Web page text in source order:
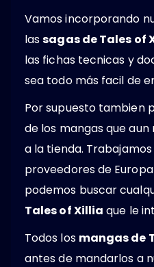
Vamos incorporando
lassagas de Tales of
las fichas tecnicas y
sea todo más facil de
Por supuesto tambien
de los mangas que
a la tienda.
proveedores de
podemos buscar
Tales of Xillia que le
Todos los mangas de
antes de mandarlos a